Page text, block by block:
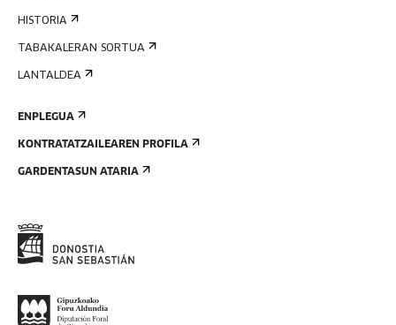
HISTORIA
TABAKALERAN SORTUA
LANTALDEA
ENPLEGUA
KONTRATATZAILEAREN PROFILA
GARDENTASUN ATARIA